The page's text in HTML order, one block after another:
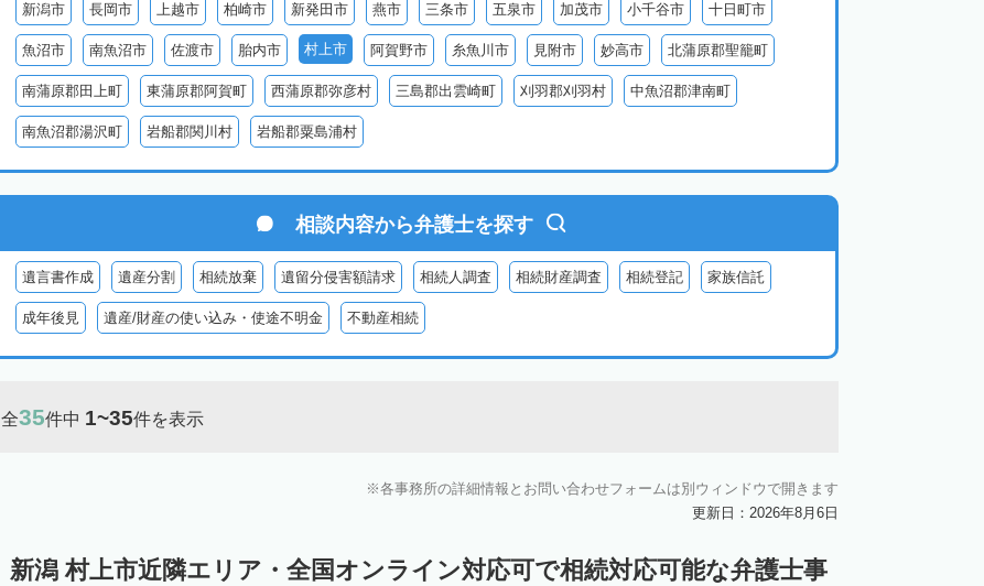
新潟市 長岡市 上越市 柏崎市 新発田市 燕市 三条市 五泉市 加茂市 小千谷市 十日町市
魚沼市 南魚沼市 佐渡市 胎内市 村上市 阿賀野市 糸魚川市 見附市 妙高市 北蒲原郡聖籠町
南蒲原郡田上町 東蒲原郡阿賀町 西蒲原郡弥彦村 三島郡出雲崎町 刈羽郡刈羽村 中魚沼郡津南町
南魚沼郡湯沢町 岩船郡関川村 岩船郡粟島浦村
相談内容から弁護士を探す
遺言書作成 遺産分割 相続放棄 遺留分侵害額請求 相続人調査 相続財産調査 相続登記 家族信託
成年後見 遺産/財産の使い込み・使途不明金 不動産相続
全35件中 1~35件を表示
各事務所の詳細情報とお問い合わせフォームは別ウィンドウで開きます
更新日：2026年8月6日
新潟 村上市近隣エリア・全国オンライン対応可で相続対応可能な弁護士事